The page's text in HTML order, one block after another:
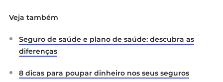
Fundos de Pensões (ASF):
Diário da República Eletrónico: Decreto-
Lei n.º 72/2008
Veja também
Seguro de saúde e plano de saúde: descubra as
diferenças
8 dicas para poupar dinheiro nos seus seguros